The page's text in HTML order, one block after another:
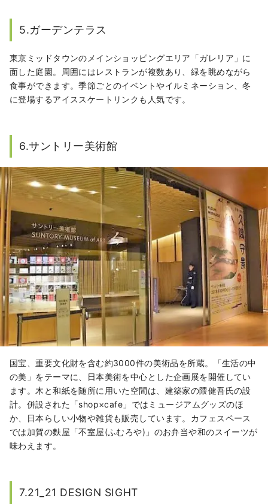
5.ガーデンテラス
東京ミッドタウンのメインショッピングエリア「ガレリア」に
面した庭園。周囲にはレストランが複数あり、緑を眺めながら
食事ができます。季節ごとのイベントやイルミネーション、冬
に登場するアイススケートリンクも人気です。
6.サントリー美術館
国宝、重要文化財を含む約3000件の美術品を所蔵。「生活の中
の美」をテーマに、日本美術を中心とした企画展を開催してい
ます。木と和紙を随所に用いた空間は、建築家の隈健吾氏の設
計。併設された「shop×cafe」ではミュージアムグッズのほ
か、日本らしい小物や雑貨も販売しています。カフェスペース
では加賀の麩屋 「不室屋(ふむろや)」のお弁当や和のスイーツが
味わえます。
7.21_21 DESIGN SIGHT